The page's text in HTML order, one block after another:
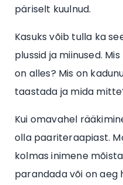
päriselt kuulnud.
Kasuks võib tulla ka
plussid ja miinused.
on alles? Mis on
taastada ja mida
Kui omavahel
olla paariteraapiast.
kolmas inimene
parandada või on